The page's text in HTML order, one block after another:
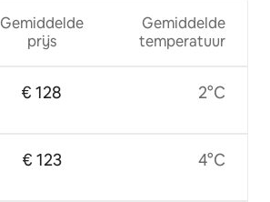
Gemiddelde
prijs
€ 128
€ 123
Gemiddelde
temperatuur
2°C
4°C